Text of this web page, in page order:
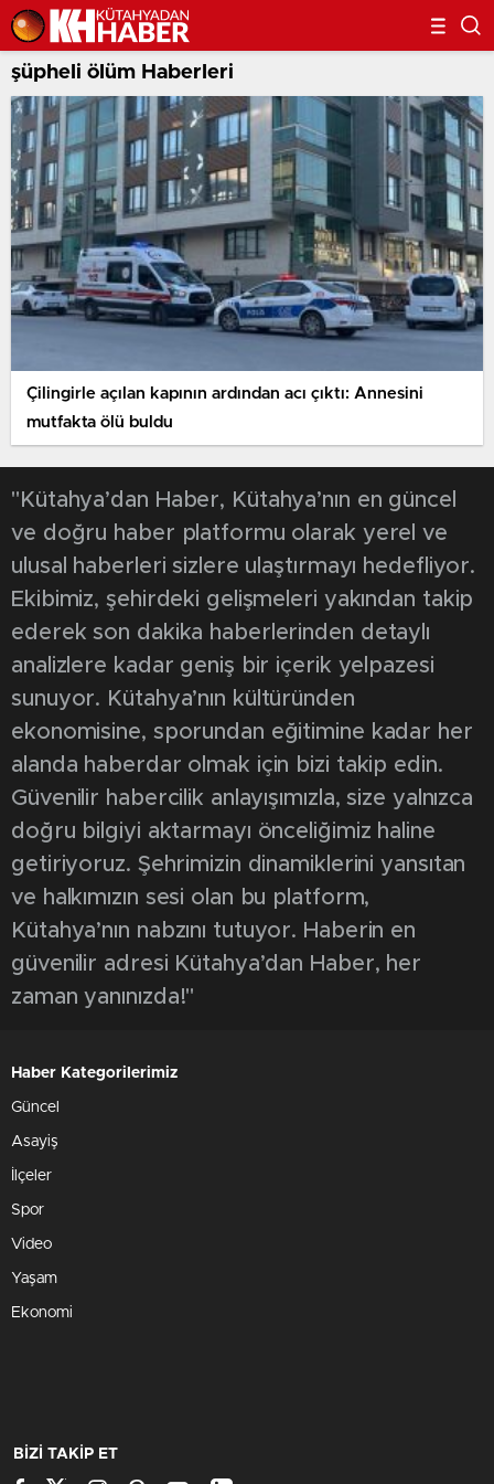
şüpheli ölüm Haberleri
Çilingirle açılan kapının ardından acı çıktı: Annesini
mutfakta ölü buldu
"Kütahya’dan Haber, Kütahya’nın en güncel
ve doğru haber platformu olarak yerel ve
ulusal haberleri sizlere ulaştırmayı hedefliyor.
Ekibimiz, şehirdeki gelişmeleri yakından takip
ederek son dakika haberlerinden detaylı
analizlere kadar geniş bir içerik yelpazesi
sunuyor. Kütahya’nın kültüründen
ekonomisine, sporundan eğitimine kadar her
alanda haberdar olmak için bizi takip edin.
Güvenilir habercilik anlayışımızla, size yalnızca
doğru bilgiyi aktarmayı önceliğimiz haline
getiriyoruz. Şehrimizin dinamiklerini yansıtan
ve halkımızın sesi olan bu platform,
Kütahya’nın nabzını tutuyor. Haberin en
güvenilir adresi Kütahya’dan Haber, her
zaman yanınızda!"
Haber Kategorilerimiz
Güncel
Asayiş
İlçeler
Spor
Video
Yaşam
Ekonomi
BİZİ TAKİP ET